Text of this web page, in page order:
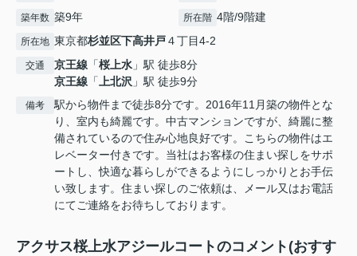
築年数 築9年 所在階 4階/9階建
所在地 東京都杉並区下高井戸４丁目4-2
交通 京王線 「桜上水 」駅 徒歩8分
京王線 「 上北沢 」駅 徒歩9分
備考
駅から物件まで徒歩8分です。2016年11月築の物件とな
り、室内も綺麗です。中古マンションですが、綺麗に整
備されているので住み心地良好です。こちらの物件はエ
レベーター付きです。当社はお客様の住まい探しをサポ
ートし、快適な暮らしができるようにしっかりとお手伝
い致します。住まい探しのご依頼は、メール又はお電話
にてご連絡をお待ちしております。
アクサス桜上水アジールコートのコメント(おすす